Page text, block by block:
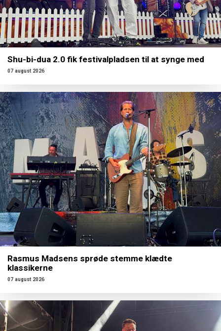
Shu-bi-dua 2.0 fik festivalpladsen til at synge med
07 august 2026
Rasmus Madsens sprøde stemme klædte
klassikerne
07 august 2026